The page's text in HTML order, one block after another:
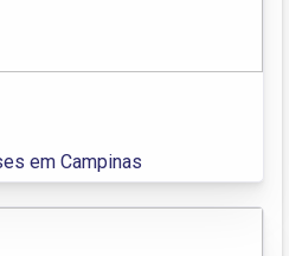
em Campinas